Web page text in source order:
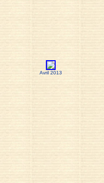
Avril 2013